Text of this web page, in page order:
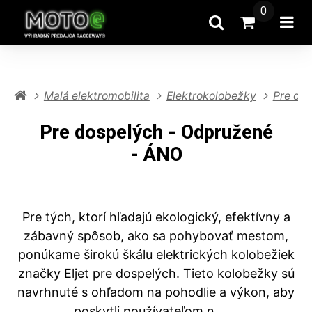
HľadaťPrejsť na
0
Malá elektromobilita Elektrokolobežky Pre
Pre dospelých - Odpružené
- ÁNO
Pre tých, ktorí hľadajú ekologický, efektívny a
zábavný spôsob, ako sa pohybovať mestom,
ponúkame širokú škálu elektrických kolobežiek
značky Eljet pre dospelých. Tieto kolobežky sú
navrhnuté s ohľadom na pohodlie a výkon, aby